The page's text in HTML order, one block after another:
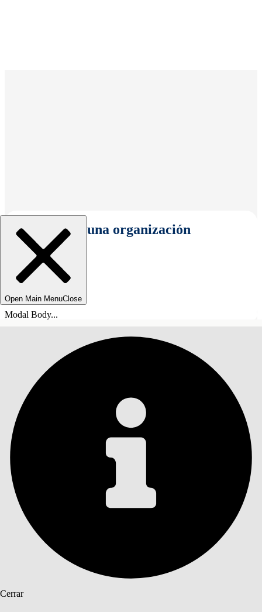
Seleccionar una organización
Open Main MenuClose
Modal Body...
Cerrar
Índice de materias
ÍNDICE DE MATERIAS
Buscar